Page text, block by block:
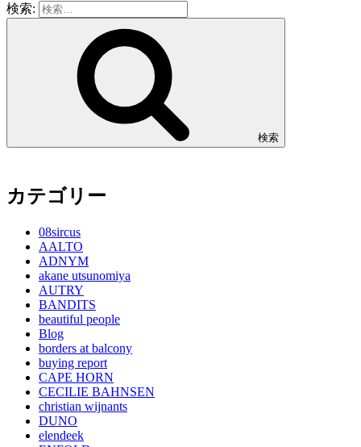
検索:
検索
カテゴリー
08sircus
AALTO
ADNYM
akane utsunomiya
AUTRY
BANDITS
beautiful people
Blog
borders at balcony
buying report
CAPE HORN
CECILIE BAHNSEN
christian wijnants
DUNO
elendeek